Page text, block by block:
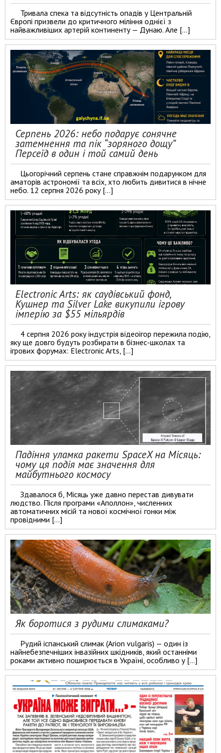
Тривала спека та відсутність опадів у Центральній
Європі призвели до критичного міління однієї з
найважливіших артерій континенту — Дунаю. Але […]
Серпень 2026: небо подарує сонячне
затемнення та пік “зоряного дощу”
Персеїд в один і той самий день
Цьогорічний серпень стане справжнім подарунком для
аматорів астрономії та всіх, хто любить дивитися в нічне
небо. 12 серпня 2026 року […]
Electronic Arts: як саудівський фонд,
Кушнер та Silver Lake викупили ігрову
імперію за $55 мільярдів
4 серпня 2026 року індустрія відеоігор пережила подію,
яку ще довго будуть розбирати в бізнес-школах та
ігрових форумах: Electronic Arts, […]
Падіння уламка ракети SpaceX на Місяць:
чому ця подія має значення для
майбутнього космосу
Здавалося б, Місяць уже давно перестав дивувати
людство. Після програми «Аполлон», численних
автоматичних місій та нової космічної гонки між
провідними […]
Як боротися з рудими слимаками?
Рудий іспанський слимак (Arion vulgaris) — один із
найнебезпечніших інвазійних шкідників, який останніми
роками активно поширюється в Україні, особливо у […]